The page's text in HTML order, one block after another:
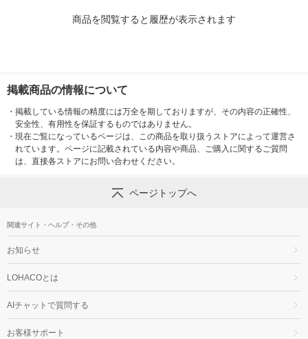
商品を閲覧すると履歴が表示されます
掲載商品の情報について
・ 掲載している情報の精度には万全を期しておりますが、その内容の正確性、
安全性、有用性を保証するものではありません。
・ 現在ご覧になっているページは、この商品を取り扱うストアによって運営さ
れています。ページに記載されている内容や商品、ご購入に関するご質問
は、直接各ストアにお問い合わせください。
ページトップへ
関連サイト・ヘルプ・その他
お知らせ
LOHACOとは
AIチャットで質問する
お客様サポート